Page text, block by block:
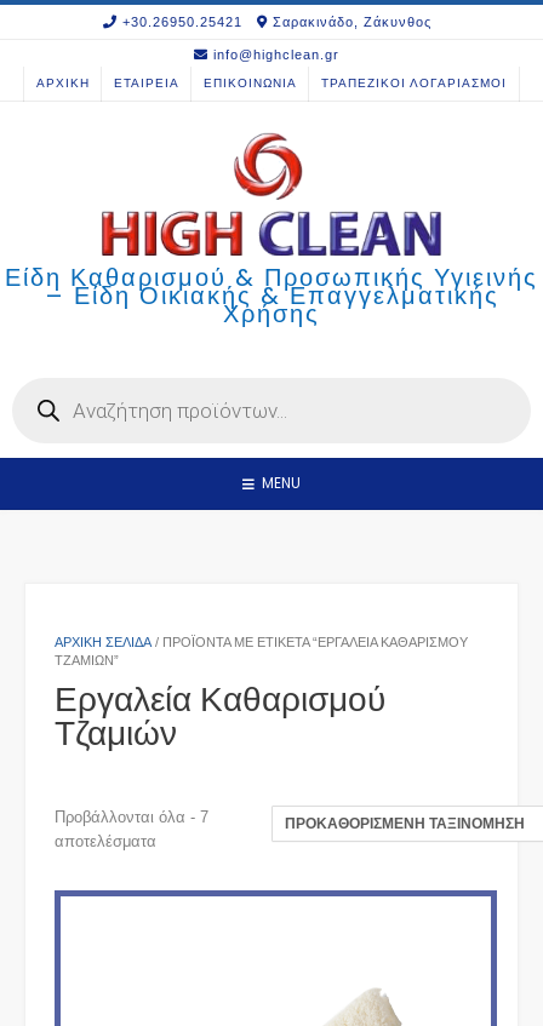
+30.26950.25421 Σαρακινάδο, Ζάκυνθος
info@highclean.gr
ΑΡΧΙΚΗ ΕΤΑΙΡΕΙΑ ΕΠΙΚΟΙΝΩΝΙΑ ΤΡΑΠΕΖΙΚΟΙ ΛΟΓΑΡΙΑΣΜΟΙ
Είδη Καθαρισμού & Προσωπικής Υγιεινής
– Είδη Οικιακής & Επαγγελματικής
Χρήσης
search
MENU
ΑΡΧΙΚΉ ΣΕΛΊΔΑ / ΠΡΟΪΌΝΤΑ ΜΕ ΕΤΙΚΈΤΑ “ΕΡΓΑΛΕΊΑ ΚΑΘΑΡΙΣΜΟΎ
ΤΖΑΜΙΏΝ”
Εργαλεία Καθαρισμού
Τζαμιών
Προβάλλονται όλα - 7
αποτελέσματα